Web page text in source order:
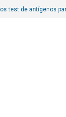
test de antígenos